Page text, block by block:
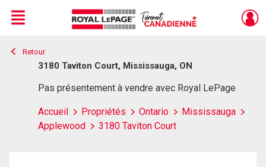
Live
En Direct
Menu
Retour
3180 Taviton Court, Mississauga, ON
Pas présentement à vendre avec Royal LePage
Accueil Propriétés Ontario
Mississauga
Applewood
3180 Taviton Court